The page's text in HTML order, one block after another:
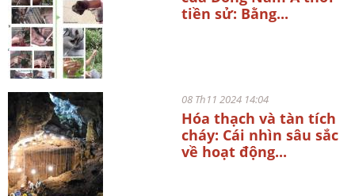
tiền sử: Bằng...
08 Th11 2024 14:04
Hóa thạch và tàn tích
cháy: Cái nhìn sâu sắc
về hoạt động...